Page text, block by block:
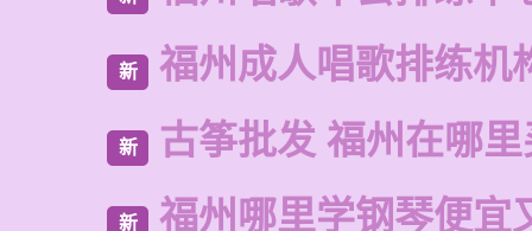
新 福州成人唱歌排练机
新 古筝批发 福州在哪
新 福州哪里学钢琴便宜